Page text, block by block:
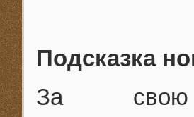
Подсказка
За